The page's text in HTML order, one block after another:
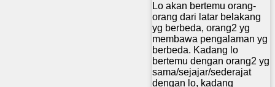
Lo akan bertemu orang-
orang dari latar belakang
yg berbeda, orang2 yg
membawa pengalaman yg
berbeda. Kadang lo
bertemu dengan orang2 yg
sama/sejajar/sederajat
dengan lo, kadang